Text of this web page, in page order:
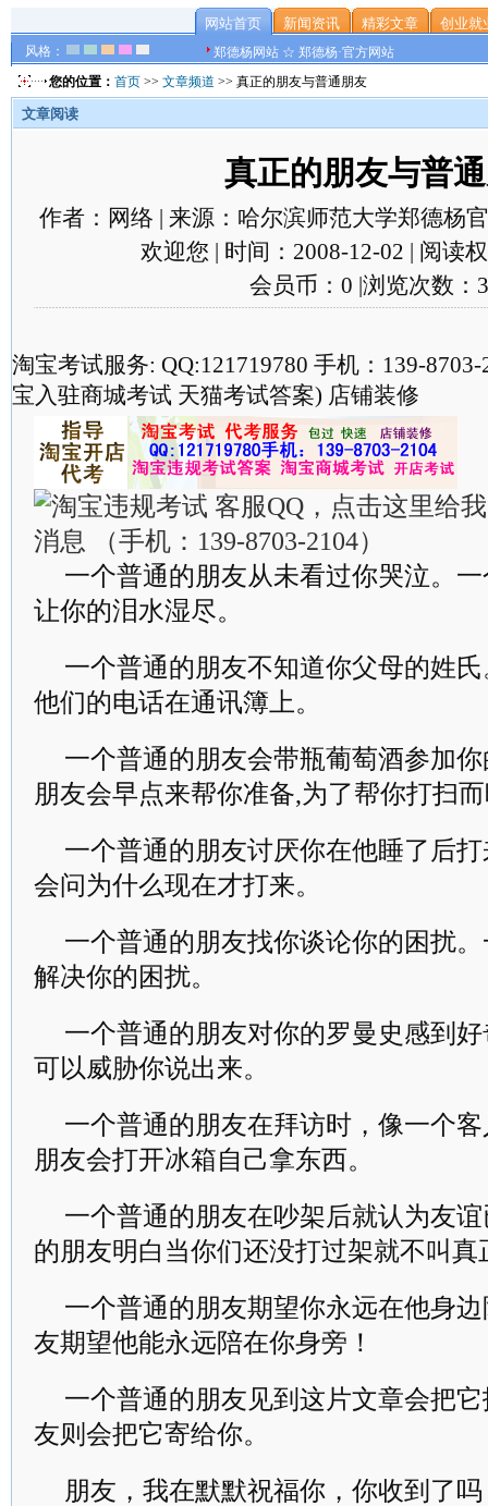
风格：
网站首页 新闻资讯 精彩文章 创业就
郑德杨网站 ☆ 郑德杨·官方网站
您的位置： 首页 >> 文章频道 >> 真正的朋友与普通朋友
文章阅读
真正的朋友与普
作者：网络 | 来源：哈尔滨师范大学郑德杨
欢迎您 | 时间：2008-12-02 | 阅读
会员币：0 |浏览次数：
淘宝考试服务: QQ:121719780 手机：139-
宝入驻商城考试 天猫考试答案) 店铺装修
一个普通的朋友从未看过你哭泣。
让你的泪水湿尽。
一个普通的朋友不知道你父母的姓
他们的电话在通讯簿上。
一个普通的朋友会带瓶葡萄酒参加
朋友会早点来帮你准备,为了帮你打扫
一个普通的朋友讨厌你在他睡了后
会问为什么现在才打来。
一个普通的朋友找你谈论你的困扰
解决你的困扰。
一个普通的朋友对你的罗曼史感到
可以威胁你说出来。
一个普通的朋友在拜访时，像一个
朋友会打开冰箱自己拿东西。
一个普通的朋友在吵架后就认为友
的朋友明白当你们还没打过架就不叫真
一个普通的朋友期望你永远在他身
友期望他能永远陪在你身旁！
一个普通的朋友见到这片文章会把
友则会把它寄给你。
朋友，我在默默祝福你，你收到了吗